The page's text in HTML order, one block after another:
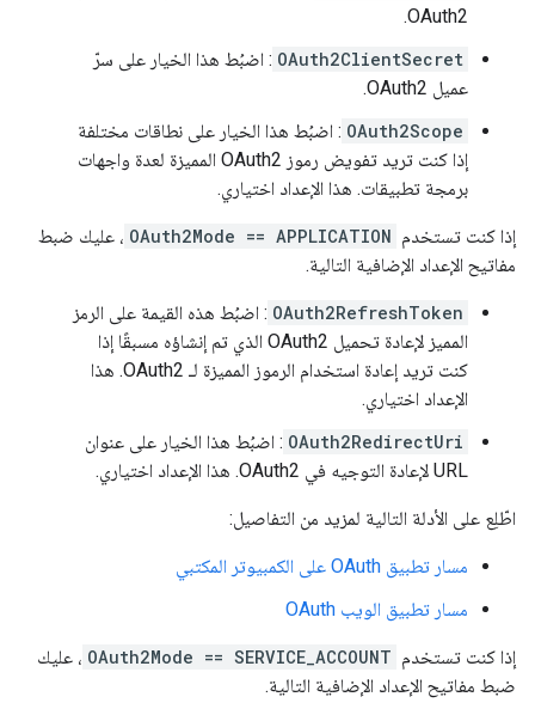
OAuth2.
OAuth2ClientSecret : اضبُط هذا الخيار على سرّ
عميل OAuth2.
OAuth2Scope : اضبُط هذا الخيار على نطاقات مختلفة
إذا كنت تريد تفويض رموز OAuth2 المميزة لعدة واجهات
برمجة تطبيقات. هذا الإعداد اختياري.
إذا كنت تستخدم OAuth2Mode == APPLICATION ، عليك ضبط
مفاتيح الإعداد الإضافية التالية.
OAuth2RefreshToken : اضبُط هذه القيمة على الرمز
المميز لإعادة تحميل OAuth2 الذي تم إنشاؤه مسبقًا إذا
كنت تريد إعادة استخدام الرموز المميزة لـ OAuth2. هذا
الإعداد اختياري.
OAuth2RedirectUri : اضبُط هذا الخيار على عنوان
URL لإعادة التوجيه في OAuth2. هذا الإعداد اختياري.
اطّلِع على الأدلة التالية لمزيد من التفاصيل:
مسار تطبيق OAuth على الكمبيوتر المكتبي
مسار تطبيق الويب OAuth
إذا كنت تستخدم OAuth2Mode == SERVICE_ACCOUNT ، عليك
ضبط مفاتيح الإعداد الإضافية التالية.